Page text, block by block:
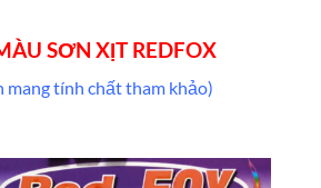
SƠN XỊT REDFOX
mang tính chất tham khảo)